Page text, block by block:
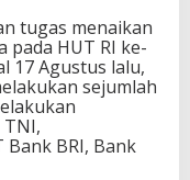
tugas menaikan
pada HUT RI ke-
17 Agustus lalu,
sejumlah
BRI, Bank